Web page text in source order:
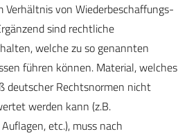
Verhältnis von Wiederbeschaffungs-
sind rechtliche
welche zu so genannten
führen können. Material, welches
deutscher Rechtsnormen nicht
werden kann (z.B.
etc.), muss nach